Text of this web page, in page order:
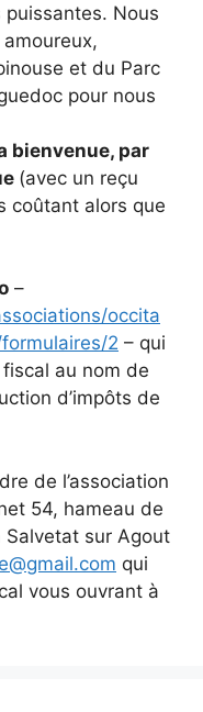
Nous
et du Parc
pour nous
bienvenue, par
(avec un reçu
coûtant alors que
–
occita
2 – qui
au nom de
d’impôts de
de l’association
54, hameau de
sur Agout
qui
vous ouvrant à